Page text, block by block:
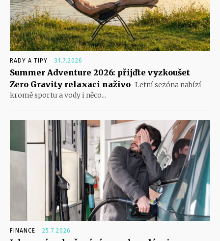
RADY A TIPY 31.7.2026
Summer Adventure 2026: přijďte vyzkoušet
Zero Gravity relaxaci naživo Letní sezóna nabízí
kromě sportu a vody i něco...
FINANCE 25.7.2026